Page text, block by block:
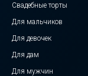
Свадебные торты
Для мальчиков
Для девочек
Для дам
Для мужчин